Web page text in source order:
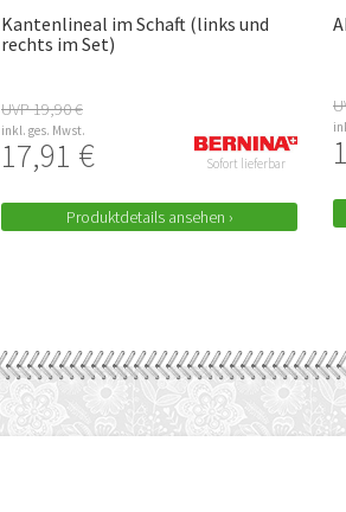
Kantenlineal im Schaft (links und
rechts im Set)
UVP 19,90 €
inkl. ges. Mwst.
17,91 € Sofort lieferbar
Produktdetails ansehen ›